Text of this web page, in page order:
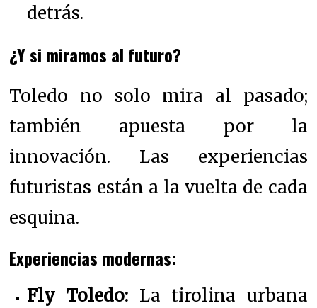
detrás.
¿Y si miramos al futuro?
Toledo no solo mira al pasado;
también apuesta por la
innovación. Las experiencias
futuristas están a la vuelta de cada
esquina.
Experiencias modernas:
Fly Toledo: La tirolina urbana